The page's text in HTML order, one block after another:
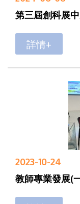
第三屆創科展
詳情+
2023-10-24
教師專業發展(